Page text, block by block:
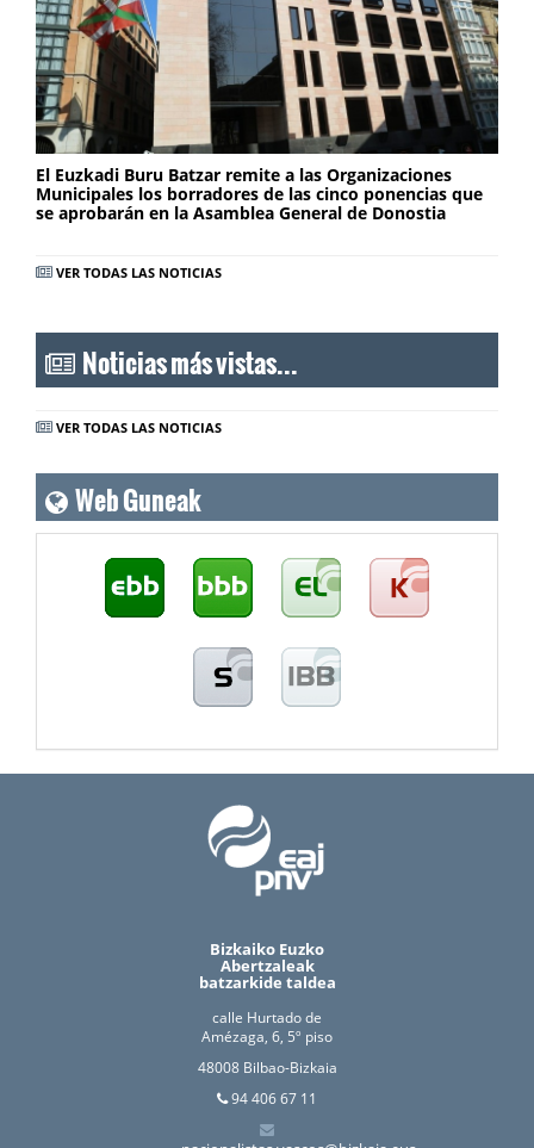
El Euzkadi Buru Batzar remite a las Organizaciones
Municipales los borradores de las cinco ponencias que
se aprobarán en la Asamblea General de Donostia
VER TODAS LAS NOTICIAS
Noticias más vistas...
VER TODAS LAS NOTICIAS
Web Guneak
Bizkaiko Euzko
Abertzaleak
batzarkide taldea
calle Hurtado de
Amézaga, 6, 5º piso
48008 Bilbao-Bizkaia
94 406 67 11